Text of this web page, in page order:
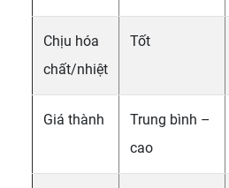
Chịu hóa
chất/nhiệt
Tốt
Giá thành
Trung bình –
cao